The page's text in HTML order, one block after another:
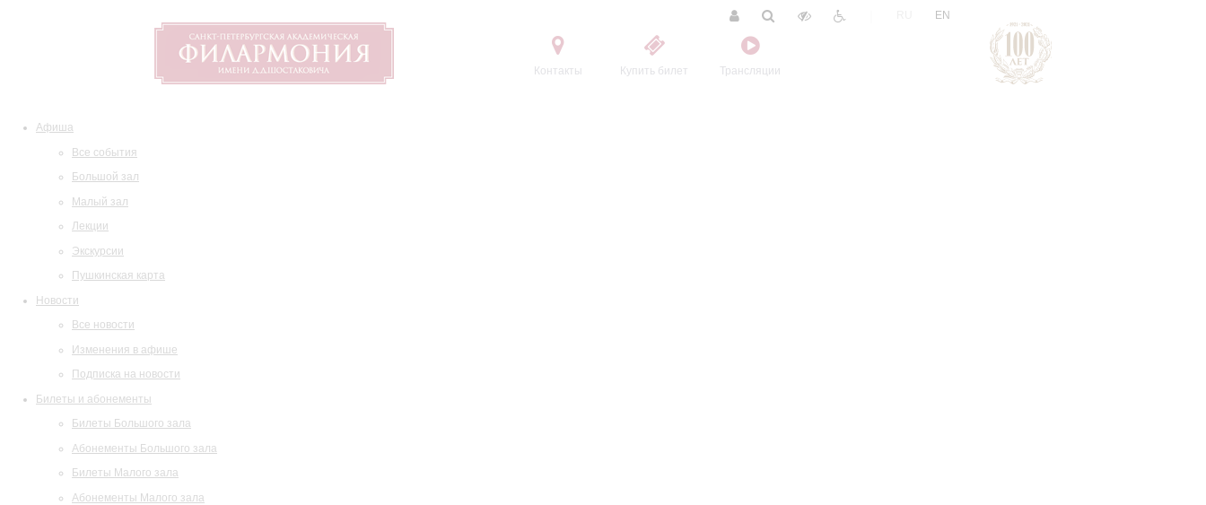
Контакты Купить билет Трансляции
EN
Афиша
Все события
Большой зал
Малый зал
Лекции
Экскурсии
Пушкинская карта
Новости
Все новости
Изменения в афише
Подписка на новости
Билеты и абонементы
Билеты Большого зала
Абонементы Большого зала
Билеты Малого зала
Абонементы Малого зала